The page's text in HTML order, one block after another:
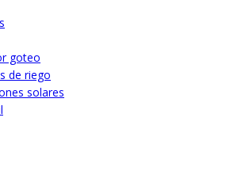
goteo
de riego
solares